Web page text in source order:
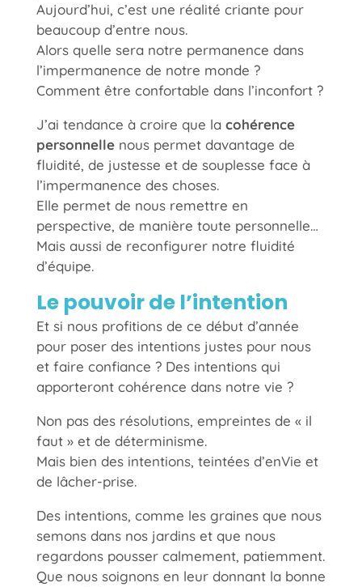
Aujourd’hui, c’est une réalité criante pour
beaucoup d’entre nous.
Alors quelle sera notre permanence dans
l’impermanence de notre monde ?
Comment être confortable dans l’inconfort ?
J’ai tendance à croire que la cohérence
personnellenous permet davantage de
fluidité, de justesse et de souplesse face à
l’impermanence des choses.
Elle permet de nous remettre en
perspective, de manière toute personnelle…
Mais aussi de reconfigurer notre fluidité
d’équipe.
Le pouvoir de l’intention
Et si nous profitions de ce début d’année
pour poser des intentions justes pour nous
et faire confiance ? Des intentions qui
apporteront cohérence dans notre vie ?
Non pas des résolutions, empreintes de « il
faut » et de déterminisme.
Mais bien des intentions, teintées d’enVie et
de lâcher-prise.
Des intentions, comme les graines que nous
semons dans nos jardins et que nous
regardons pousser calmement, patiemment.
Que nous soignons en leur donnant la bonne